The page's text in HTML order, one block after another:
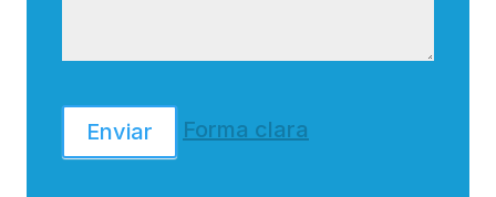
Enviar Forma clara